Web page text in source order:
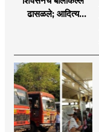
ढासळले; आदित्य
नेमका कुठे चुकला?